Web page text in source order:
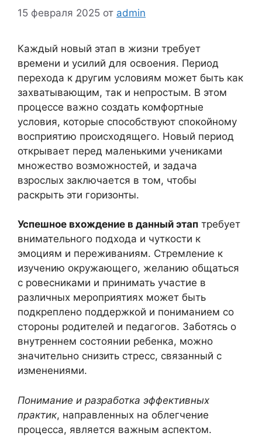
15 февраля 2025 от admin
Каждый новый этап в жизни требует
времени и усилий для освоения. Период
перехода к другим условиям может быть как
захватывающим, так и непростым. В этом
процессе важно создать комфортные
условия, которые способствуют спокойному
восприятию происходящего. Новый период
открывает перед маленькими учениками
множество возможностей, и задача
взрослых заключается в том, чтобы
раскрыть эти горизонты.
Успешное вхождение в данный этап требует
внимательного подхода и чуткости к
эмоциям и переживаниям. Стремление к
изучению окружающего, желанию общаться
с ровесниками и принимать участие в
различных мероприятиях может быть
подкреплено поддержкой и пониманием со
стороны родителей и педагогов. Заботясь о
внутреннем состоянии ребенка, можно
значительно снизить стресс, связанный с
изменениями.
Понимание и разработка эффективных
практик, направленных на облегчение
процесса, является важным аспектом.